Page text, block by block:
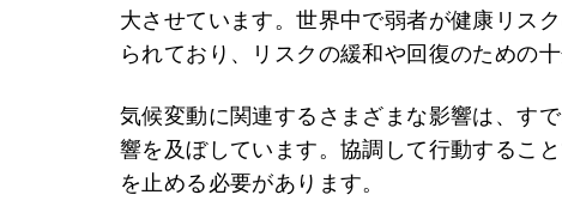
大させています。世界中で弱者が健康リス
られており、リスクの緩和や回復のための
気候変動に関連するさまざまな影響は、す
響を及ぼしています。協調して行動するこ
を止める必要があります。